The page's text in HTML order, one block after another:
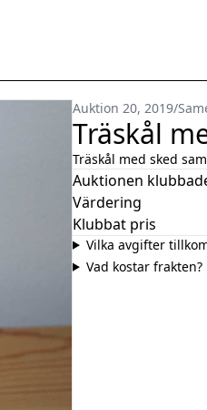
Auktion 20, 2019/
Träskål
Träskål med sked
Auktionen
Värdering
Klubbat pris
Vilka avgifter
Vad kostar frakten?